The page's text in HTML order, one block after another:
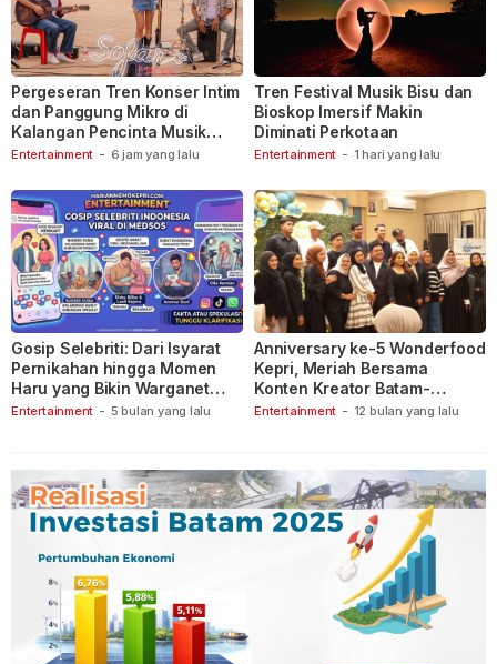
Entertainment - 6 jam yang lalu
Pergeseran Tren Konser Intim
dan Panggung Mikro di
Kalangan Pencinta Musik
Indonesia
Entertainment - 1 hari yang lalu
Tren Festival Musik Bisu dan
Bioskop Imersif Makin
Diminati Perkotaan
Entertainment - 5 bulan yang lalu
Gosip Selebriti: Dari Isyarat
Pernikahan hingga Momen
Haru yang Bikin Warganet
Berspekulasi
Entertainment - 12 bulan yang lalu
Anniversary ke-5 Wonderfood
Kepri, Meriah Bersama
Konten Kreator Batam-
Tanjungpinang